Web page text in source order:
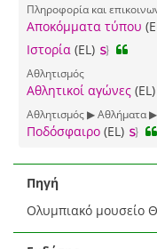
Πληροφορία και
Αποκόμματα τύπου
Ιστορία (EL)
Αθλητισμός
Αθλητικοί αγώνες (EL)
Αθλητισμός ▶ Αθλήματα
Ποδόσφαιρο (EL)
Πηγή
Ολυμπιακό μουσείο